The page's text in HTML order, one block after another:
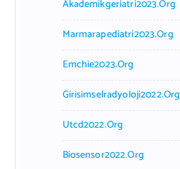
Akademikgeriatri2023.org
Marmarapediatri2023.org
Emchie2023.org
Girisimselradyoloji2022.org
Utcd2022.org
Biosensor2022.org